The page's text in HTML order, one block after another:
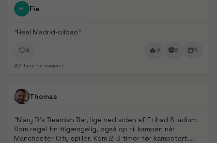
FanDays bidrag
FI Fie
"Real Madrid-bilbao"
4 🔥2 ⚽2 🍺1
9 fans har reageret
FanDays bidrag
Thomas
"Mary D’s Beamish Bar, lige ved siden af Etihad Stadium.
Som regel fin tilgængelig, også op til kampen når
Manchester City spiller. Kom 2-3 timer før kampstart.